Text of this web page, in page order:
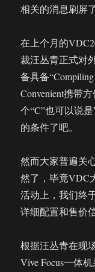
相关的消息刷屏了
在上个月的
裁汪丛青正式对
备具备
Convenient携带
个“C”也可以说
的条件了吧。
然而大家普遍关
然了，毕竟VDC
活动上，我们终
详细配置和售价
根据汪丛青在现
Vive Focus一体